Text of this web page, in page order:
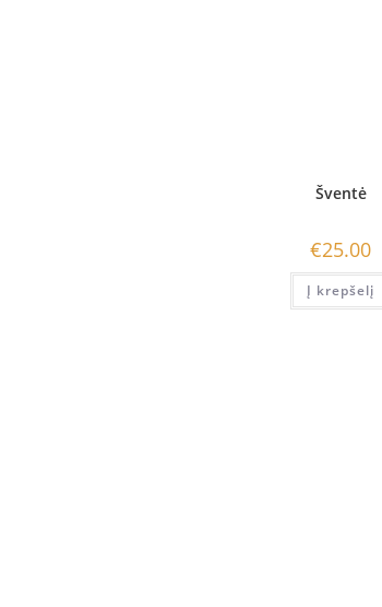
Šventė
€25.00
Į krepšelį